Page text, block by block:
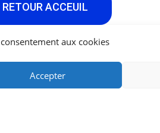
aux cookies
Accepter
RETOUR ACCEUIL
Me Contacter :